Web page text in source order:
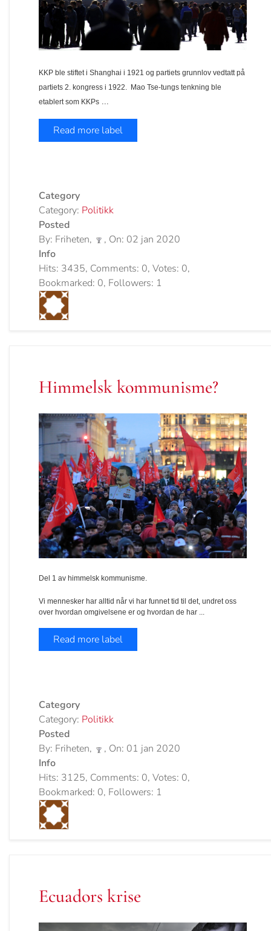
KKP ble stiftet i Shanghai i 1921 og partiets grunnlov vedtatt på
partiets 2. kongress i 1922. Mao Tse-tungs tenkning ble
etablert som KKPs ...
Read more label
Category
Category: Politikk
Posted
By: Friheten,
, On: 02 jan 2020
Info
Hits: 3435, Comments: 0, Votes: 0,
Bookmarked: 0, Followers: 1
Himmelsk kommunisme?
Del 1 av himmelsk kommunisme.
Vi mennesker har alltid når vi har funnet tid til det, undret oss
over hvordan omgivelsene er og hvordan de har ...
Read more label
Category
Category: Politikk
Posted
By: Friheten,
, On: 01 jan 2020
Info
Hits: 3125, Comments: 0, Votes: 0,
Bookmarked: 0, Followers: 1
Ecuadors krise